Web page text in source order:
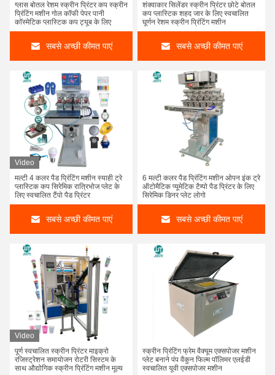
ग्लास बोतल रेशम स्क्रीन प्रिंटर कप स्क्रीन
प्रिंटिंग मशीन गोल कॉफी पेपर पानी
कॉस्मेटिक प्लास्टिक कप ट्यूब के लिए
सबसे अच्छी कीमत पाएं
शंक्वाकार सिलेंडर स्क्रीन प्रिंटर छोटे बोतल
कप प्लास्टिक शहद जार के लिए स्वचालित
घूर्णन रेशम स्क्रीन प्रिंटिंग मशीन
सबसे अच्छी कीमत पाएं
Video
मल्टी 4 कलर पैड प्रिंटिंग मशीन स्याही ट्रे
प्लास्टिक कप सिरेमिक रात्रिभोज प्लेट के
लिए स्वचालित टैंपो पैड प्रिंटर
सबसे अच्छी कीमत पाएं
6 मल्टी कलर पैड प्रिंटिंग मशीन ओपन इंक ट्रे
ऑटोमैटिक प्यूमेटिक टैम्पो पैड प्रिंटर के लिए
सिरेमिक डिनर प्लेट लोगो
सबसे अच्छी कीमत पाएं
Video
पूर्ण स्वचालित स्क्रीन प्रिंटर माइक्रो
रजिस्ट्रेशन समायोजन रोटरी सिस्टम के
साथ औद्योगिक स्क्रीन प्रिंटिंग मशीन मूल्य
स्क्रीन प्रिंटिंग फ्रेम वैक्यूम एक्सपोजर मशीन
प्लेट बनाने पंप वैकुन फिल्म पॉलिमर एलईडी
स्वचालित यूवी एक्सपोजर मशीन